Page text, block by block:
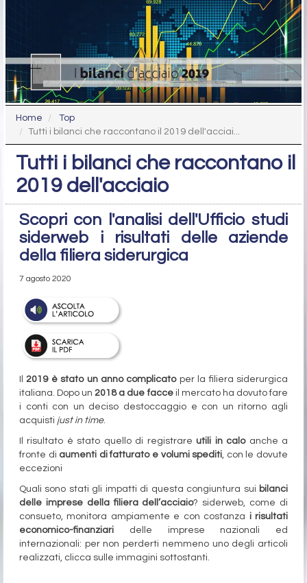
Home
Top
Tutti i bilanci che raccontano il 2019 dell'acciai...
Tutti i bilanci che raccontano il
2019 dell'acciaio
Scopri con l'analisi dell'Ufficio studi
siderweb i risultati delle aziende
della filiera siderurgica
7 agosto 2020
2019 è stato un anno complicatoper la filiera siderurgica
italiana. Dopo un 2018a due facce il mercato ha dovuto fare
i conti con un deciso destoccaggio e con un ritorno agli
acquisti just in time.
Il risultato è stato quello di registrare utili in caloanche a
fronte di aumenti di fatturato e volumi spediti, con le dovute
eccezioni
Quali sono stati gli impatti di questa congiuntura sui bilanci
delle imprese della filiera dell’acciaio? siderweb, come di
consueto, monitora ampiamente e con costanza i risultati
economico-finanziari delle imprese nazionali ed
internazionali: per non perderti nemmeno uno degli articoli
realizzati, clicca sulle immagini sottostanti.